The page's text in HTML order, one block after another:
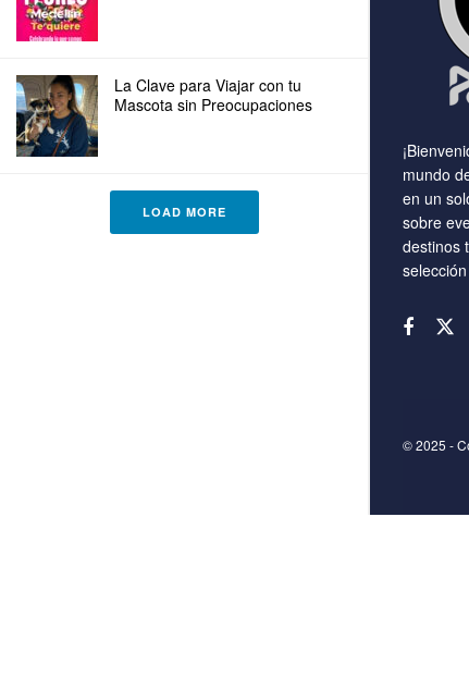
La Clave para Viajar con tu
Mascota sin Preocupaciones
LOAD MORE
mundo
en un
sobre
destinos
© 2025 -